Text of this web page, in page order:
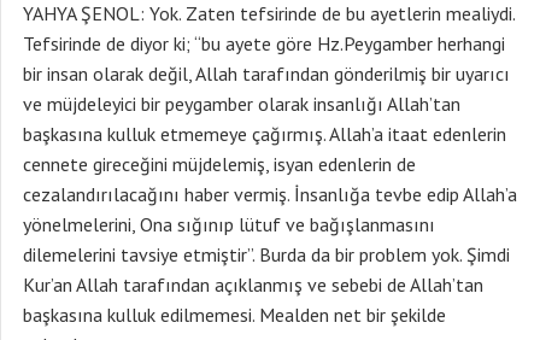
YAHYA ŞENOL: Yok. Zaten tefsirinde de bu ayetlerin mealiydi.
Tefsirinde de diyor ki; “bu ayete göre Hz.Peygamber herhangi
bir insan olarak değil, Allah tarafından gönderilmiş bir uyarıcı
ve müjdeleyici bir peygamber olarak insanlığı Allah’tan
başkasına kulluk etmemeye çağırmış. Allah’a itaat edenlerin
cennete gireceğini müjdelemiş, isyan edenlerin de
cezalandırılacağını haber vermiş. İnsanlığa tevbe edip Allah’a
yönelmelerini, Ona sığınıp lütuf ve bağışlanmasını
dilemelerini tavsiye etmiştir”. Burda da bir problem yok. Şimdi
Kur’an Allah tarafından açıklanmış ve sebebi de Allah’tan
başkasına kulluk edilmemesi. Mealden net bir şekilde